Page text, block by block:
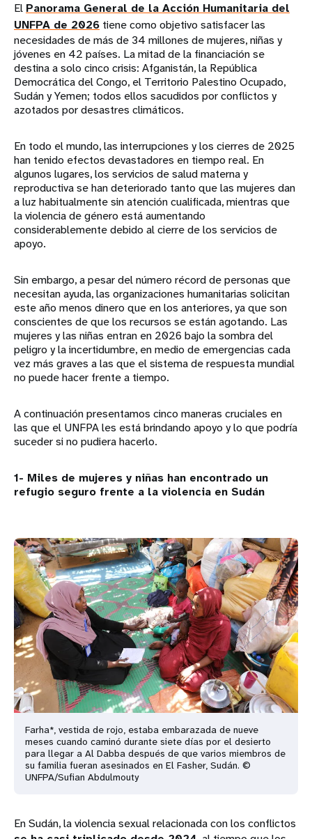
El Panorama General de la Acción Humanitaria del
UNFPA de 2026 tiene como objetivo satisfacer las
necesidades de más de 34 millones de mujeres, niñas y
jóvenes en 42 países. La mitad de la financiación se
destina a solo cinco crisis: Afganistán, la República
Democrática del Congo, el Territorio Palestino Ocupado,
Sudán y Yemen; todos ellos sacudidos por conflictos y
azotados por desastres climáticos.
En todo el mundo, las interrupciones y los cierres de 2025
han tenido efectos devastadores en tiempo real. En
algunos lugares, los servicios de salud materna y
reproductiva se han deteriorado tanto que las mujeres dan
a luz habitualmente sin atención cualificada, mientras que
la violencia de género está aumentando
considerablemente debido al cierre de los servicios de
apoyo.
Sin embargo, a pesar del número récord de personas que
necesitan ayuda, las organizaciones humanitarias solicitan
este año menos dinero que en los anteriores, ya que son
conscientes de que los recursos se están agotando. Las
mujeres y las niñas entran en 2026 bajo la sombra del
peligro y la incertidumbre, en medio de emergencias cada
vez más graves a las que el sistema de respuesta mundial
no puede hacer frente a tiempo.
A continuación presentamos cinco maneras cruciales en
las que el UNFPA les está brindando apoyo y lo que podría
suceder si no pudiera hacerlo.
1- Miles de mujeres y niñas han encontrado un
refugio seguro frente a la violencia en Sudán
Farha*, vestida de rojo, estaba embarazada de nueve
meses cuando caminó durante siete días por el desierto
para llegar a Al Dabba después de que varios miembros de
su familia fueran asesinados en El Fasher, Sudán. ©
UNFPA/Sufian Abdulmouty
En Sudán, la violencia sexual relacionada con los conflictos